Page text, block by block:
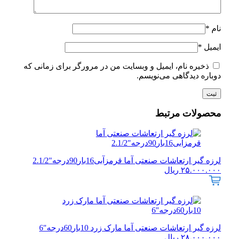
نام *
ایمیل *
ذخیره نام، ایمیل و وبسایت من در مرورگر برای زمانی که
دوباره دیدگاهی می‌نویسم.
محصولات مرتبط
لرزه گیر ارتعاشات صنعتی آما قرمزآبی16بار90درجه"2.1/2
۲۵.۰۰۰.۰۰۰ ریال
لرزه گیر ارتعاشات صنعتی آما مارک زرد 10بار60درجه"6